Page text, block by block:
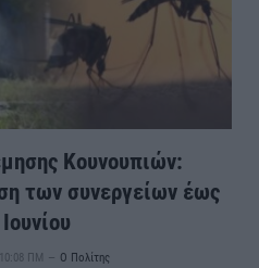
Κουνουπιών:
των συνεργείων έως
10:08 ΠΜ Ο Πολίτης